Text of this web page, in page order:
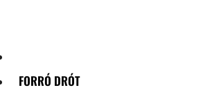
FORRÓ DRÓT